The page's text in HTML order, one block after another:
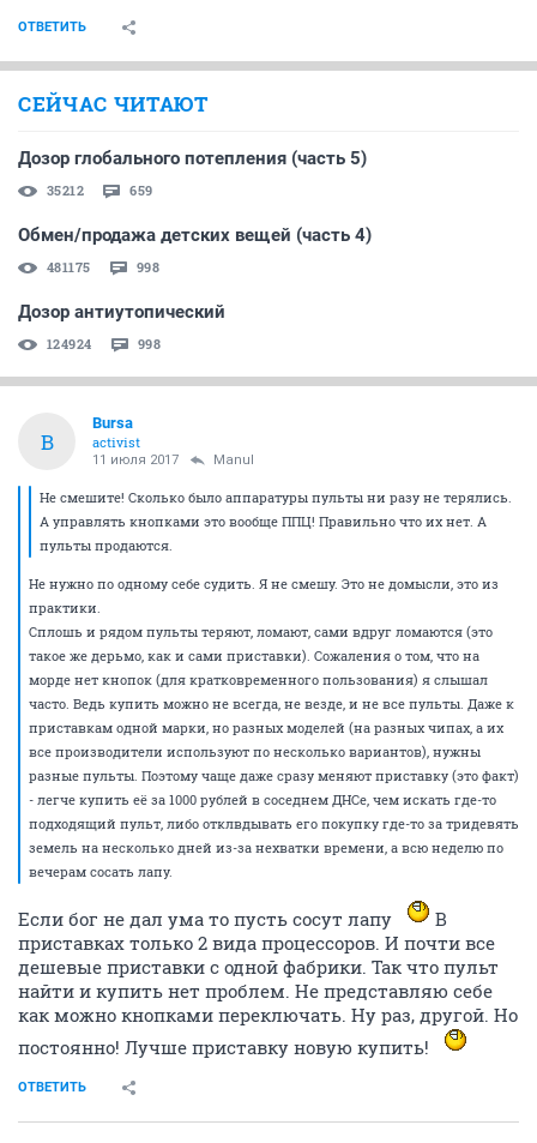
ОТВЕТИТЬ
СЕЙЧАС ЧИТАЮТ
Дозор глобального потепления (часть 5)
35212 659
Обмен/продажа детских вещей (часть 4)
481175 998
Дозор антиутопический
124924 998
B
Bursa
activist
11 июля 2017 Manul
Не смешите! Сколько было аппаратуры пульты ни разу не терялись.
А управлять кнопками это вообще ППЦ! Правильно что их нет. А
пульты продаются.
Не нужно по одному себе судить. Я не смешу. Это не домысли, это из
практики.
Сплошь и рядом пульты теряют, ломают, сами вдруг ломаются (это
такое же дерьмо, как и сами приставки). Сожаления о том, что на
морде нет кнопок (для кратковременного пользования) я слышал
часто. Ведь купить можно не всегда, не везде, и не все пульты. Даже к
приставкам одной марки, но разных моделей (на разных чипах, а их
все производители используют по несколько вариантов), нужны
разные пульты. Поэтому чаще даже сразу меняют приставку (это факт)
- легче купить её за 1000 рублей в соседнем ДНСе, чем искать где-то
подходящий пульт, либо отклвдывать его покупку где-то за тридевять
земель на несколько дней из-за нехватки времени, а всю неделю по
вечерам сосать лапу.
Если бог не дал ума то пусть сосут лапу
В
приставках только 2 вида процессоров. И почти все
дешевые приставки с одной фабрики. Так что пульт
найти и купить нет проблем. Не представляю себе
как можно кнопками переключать. Ну раз, другой. Но
постоянно! Лучше приставку новую купить!
ОТВЕТИТЬ